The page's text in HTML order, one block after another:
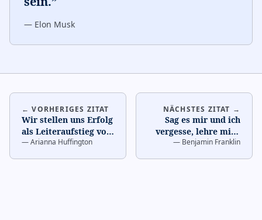
— Elon Musk
← VORHERIGES ZITAT
Wir stellen uns Erfolg
als Leiteraufstieg vor,
aber dieser Ansatz
—Arianna Huffington
NÄCHSTES ZITAT →
Sag es mir und ich
vergesse, lehre mich
und ich erinnere mich
— Benjamin Franklin